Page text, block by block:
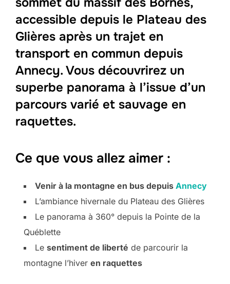
accessible depuis le Plateau des
Glières après un trajet en
transport en commun depuis
Annecy. Vous découvrirez un
superbe panorama à l’issue d’un
parcours varié et sauvage en
raquettes.
Ce que vous allez aimer :
Venir à la montagne en bus depuis Annecy
L’ambiance hivernale du Plateau des Glières
Le panorama à 360° depuis la Pointe de la
Québlette
Le sentiment de liberté de parcourir la
montagne l’hiver en raquettes